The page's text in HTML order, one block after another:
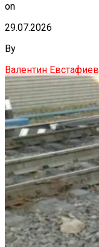
on
29.07.2026
By
Валентин Евстафиев